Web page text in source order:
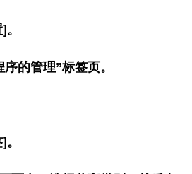
的管理”标签页。